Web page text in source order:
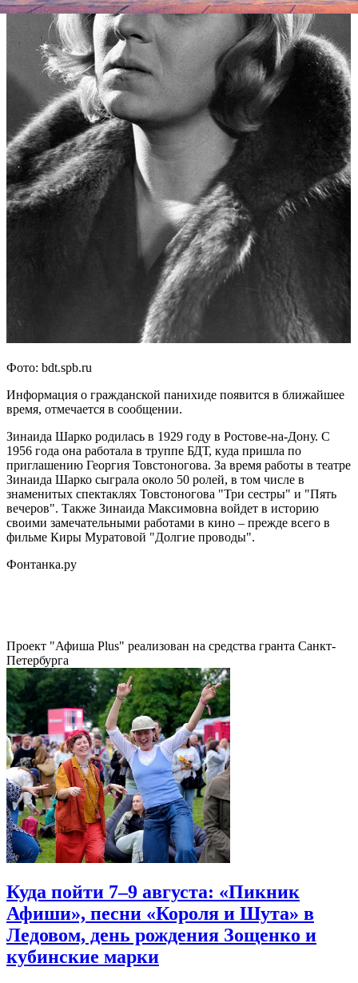
Фото: bdt.spb.ru
Информация о гражданской панихиде появится в ближайшее
время, отмечается в сообщении.
Зинаида Шарко родилась в 1929 году в Ростове-на-Дону. С
1956 года она работала в труппе БДТ, куда пришла по
приглашению Георгия Товстоногова. За время работы в театре
Зинаида Шарко сыграла около 50 ролей, в том числе в
знаменитых спектаклях Товстоногова "Три сестры" и "Пять
вечеров". Также Зинаида Максимовна войдет в историю
своими замечательными работами в кино – прежде всего в
фильме Киры Муратовой "Долгие проводы".
Фонтанка.ру
Проект "Афиша Plus" реализован на средства гранта Санкт-
Петербурга
Куда пойти 7–9 августа: «Пикник
Афиши», песни «Короля и Шута» в
Ледовом, день рождения Зощенко и
кубинские марки